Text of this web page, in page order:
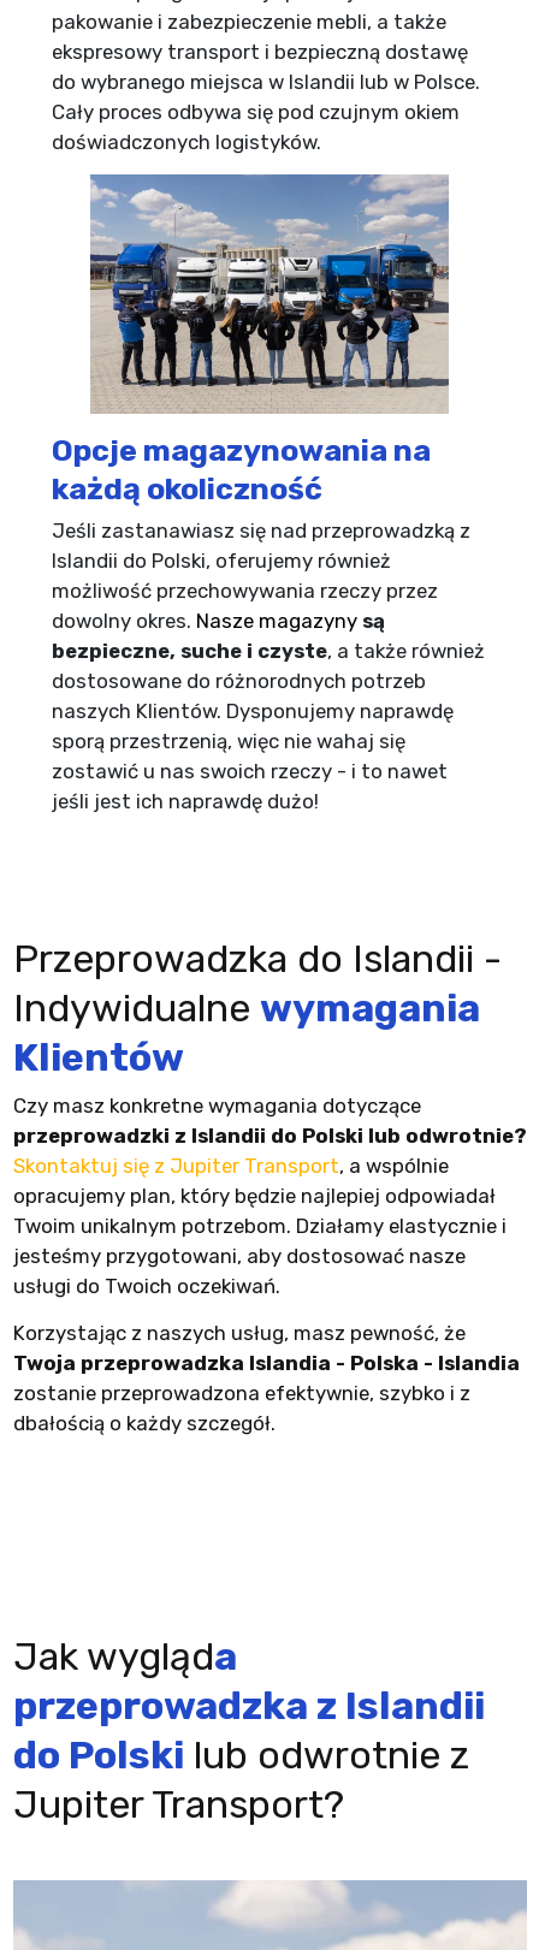
pakowanie i zabezpieczenie mebli, a także
ekspresowy transport i bezpieczną dostawę
do wybranego miejsca w Islandii lub w Polsce.
Cały proces odbywa się pod czujnym okiem
doświadczonych logistyków.
Opcje magazynowania na
każdą okoliczność
Jeśli zastanawiasz się nad przeprowadzką z
Islandii do Polski, oferujemy również
możliwość przechowywania rzeczy przez
dowolny okres. Nasze magazynysą
bezpieczne, suche i czyste, a także również
dostosowane do różnorodnych potrzeb
naszych Klientów. Dysponujemy naprawdę
sporą przestrzenią, więc nie wahaj się
zostawić u nas swoich rzeczy - i to nawet
jeśli jest ich naprawdę dużo!
Przeprowadzka do Islandii -
Indywidualne wymagania
Klientów
Czy masz konkretne wymagania dotyczące
przeprowadzki z Islandii do Polski lub odwrotnie?
Skontaktuj się z Jupiter Transport, a wspólnie
opracujemy plan, który będzie najlepiej odpowiadał
Twoim unikalnym potrzebom. Działamy elastycznie i
jesteśmy przygotowani, aby dostosować nasze
usługi do Twoich oczekiwań.
Korzystając z naszych usług, masz pewność, że
Twoja przeprowadzka Islandia - Polska - Islandia
zostanie przeprowadzona efektywnie, szybko i z
dbałością o każdy szczegół.
Jak wygląda
przeprowadzka z Islandii
do Polski lub odwrotnie z
Jupiter Transport?